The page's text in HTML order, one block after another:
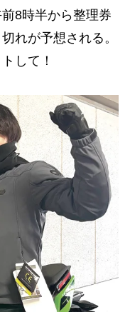
8時半から整理券
れが予想される。
して！